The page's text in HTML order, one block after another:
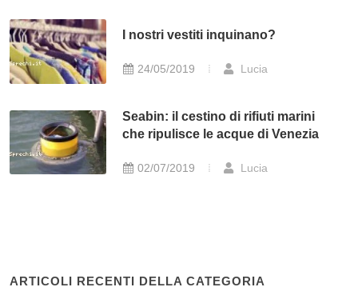
I nostri vestiti inquinano?
24/05/2019 Lucia
Seabin: il cestino di rifiuti marini
che ripulisce le acque di Venezia
02/07/2019 Lucia
ARTICOLI RECENTI DELLA CATEGORIA